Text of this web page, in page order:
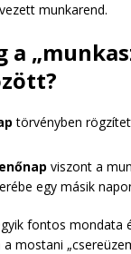
munkarend.
a
törvényben
viszont a
egy másik
fontos mondata
mostani